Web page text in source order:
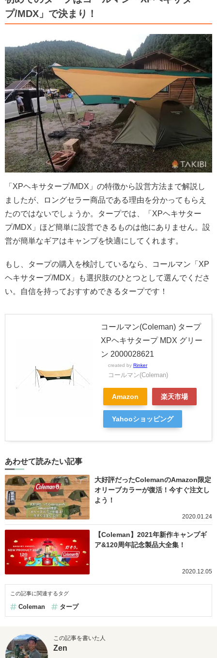
プ/MDX」で決まり！
「XPヘキサタープ/MDX」の特徴から設営方法まで解説し
ましたが、ロングセラー商品である理由を分かってもらえ
たのではないでしょうか。タープでは、「XPヘキサター
プ/MDX」ほど簡単に設営できるものは他にありません。設
営が簡単なギアはキャンプを快適にしてくれます。
もし、タープの購入を検討しているなら、コールマン「XP
ヘキサタープ/MDX」も選択肢のひとつとして選んでくださ
い。自信を持っておすすめできるタープです！
コールマン(Coleman) タープ
XPヘキサタープ MDX グリー
ン 2000028621
created by Rinker
コールマン(Coleman)
Amazon 楽天市場
Yahooショッピング
あわせて読みたい記事
大好評だったColemanのAmazon限定
オリーブカラーが復活！今すぐ注文し
よう！
2020.01.24
【Coleman】2021年新作キャンプギ
ア&120周年記念製品大全集！
2020.12.05
この記事に関連するタグ
Coleman タープ
この記事を書いた人
Zen